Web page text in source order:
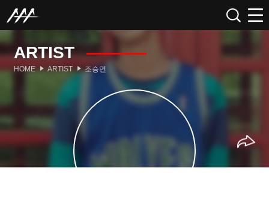
ARTIST
HOME ARTIST 조승연